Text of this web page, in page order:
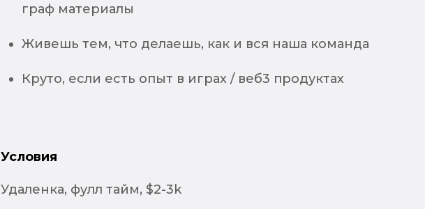
граф материалы
Живешь тем, что делаешь, как и вся наша команда
Круто, если есть опыт в играх / веб3 продуктах
Условия
Удаленка, фулл тайм, $2-3k